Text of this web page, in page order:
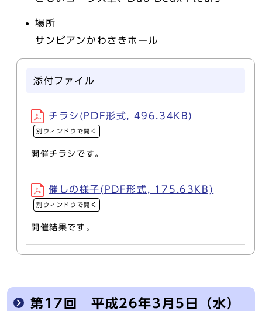
場所
サンピアンかわさきホール
添付ファイル
チラシ(PDF形式, 496.34KB)
別ウィンドウで開く
開催チラシです。
催しの様子(PDF形式, 175.63KB)
別ウィンドウで開く
開催結果です。
第17回 平成26年3月5日（水）